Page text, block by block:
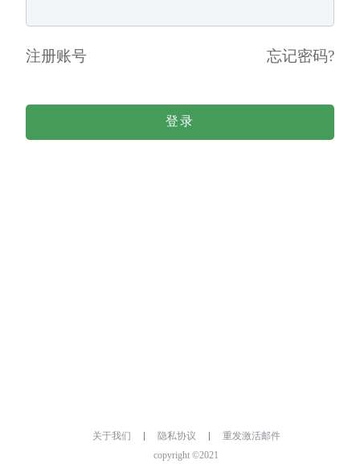
注册账号 忘记密码?
登录
关于我们 隐私协议
重发激活邮件
copyright ©2021